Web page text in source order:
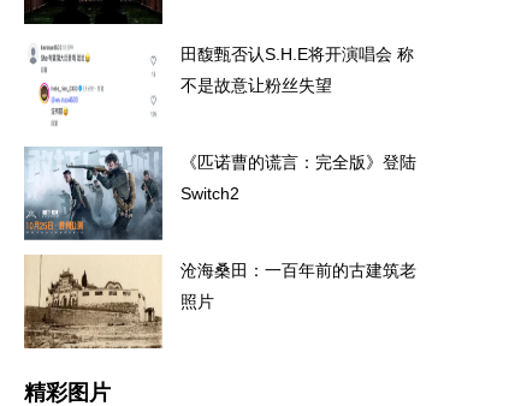
田馥甄否认S.H.E将开演唱会 称
不是故意让粉丝失望
《匹诺曹的谎言：完全版》登陆
Switch2
沧海桑田：一百年前的古建筑老
照片
精彩图片